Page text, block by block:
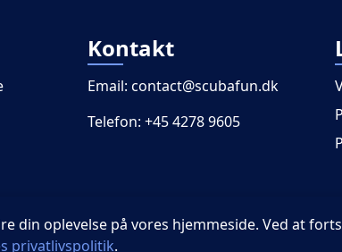
Kontakt
Email: contact@scubafun.dk
Telefon: +45 4278 9605
din oplevelse på vores hjemmeside. Ved at
privatlivspolitik.